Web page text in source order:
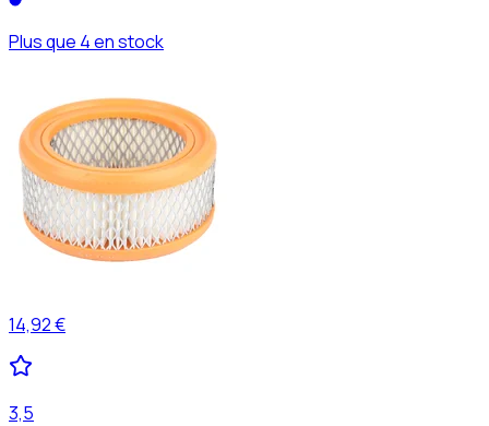
Plus que 4 en stock
14,92 €
3,5